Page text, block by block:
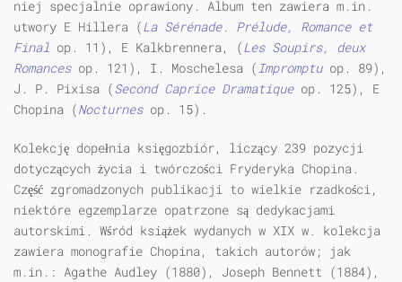
niej specjalnie oprawiony. Album ten zawiera m.in.
utwory E Hillera (La Sérénade. Prélude, Romance et
Final op. 11), E Kalkbrennera, (Les Soupirs, deux
Romancesop. 121), I. Moschelesa (Impromptuop. 89),
J. P. Pixisa (Second Caprice Dramatiqueop. 125), E
Chopina (Nocturnesop. 15).
Kolekcję dopełnia księgozbiór, liczący 239 pozycji
dotyczących życia i twórczości Fryderyka Chopina.
Część zgromadzonych publikacji to wielkie rzadkości,
niektóre egzemplarze opatrzone są dedykacjami
autorskimi. Wśród książek wydanych w XIX w. kolekcja
zawiera monografie Chopina, takich autorów; jak
m.in.: Agathe Audley (1880), Joseph Bennett (1884),